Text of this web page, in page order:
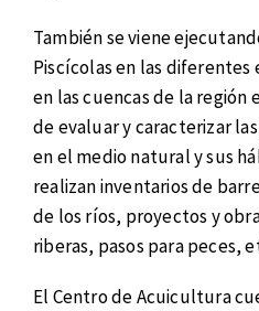
También se viene
Piscícolas en las
en las cuencas de la
de evaluar y caracterizar
en el medio natural y sus
realizan inventarios de
de los ríos, proyectos y
riberas, pasos para peces,
El Centro de Acuicultura